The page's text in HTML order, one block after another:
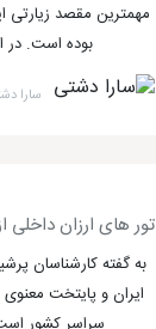
مهمترین مقصد زیارتی
بوده است. در
سارا
تور های ارزان داخلی
به گفته کارشناسان
ایران و پایتخت معنوی